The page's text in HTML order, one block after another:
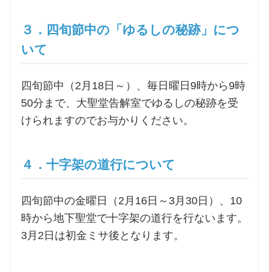
３．四旬節中の「ゆるしの秘跡」につ
いて
四旬節中（2月18日～）、毎日曜日9時から9時
50分まで、大聖堂告解室でゆるしの秘跡を受
けられますのでお与かりください。
４．十字架の道行について
四旬節中の金曜日（2月16日～3月30日）、10
時から地下聖堂で十字架の道行を行ないます。
3月2日は初金ミサ後となります。